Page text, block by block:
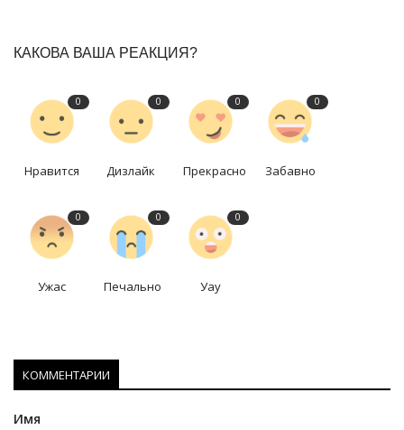
КАКОВА ВАША РЕАКЦИЯ?
0
Нравится
0
Дизлайк
0
Прекрасно
0
Забавно
0
Ужас
0
Печально
0
Уау
КОММЕНТАРИИ
Имя